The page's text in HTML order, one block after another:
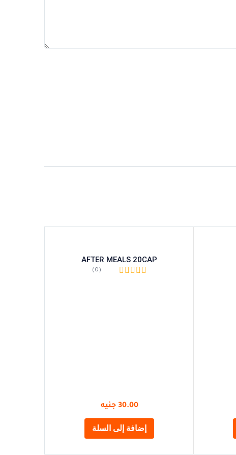
AFTER MEALS 20CAP
(0)
30.00 جنيه
إضافة إلى السلة